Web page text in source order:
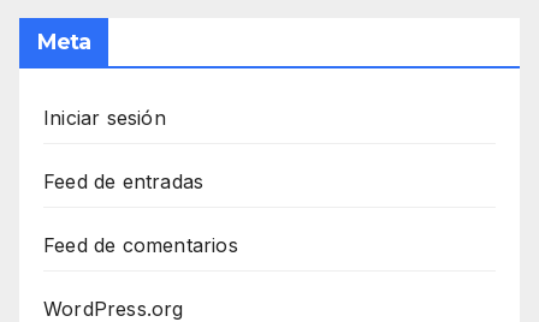
Meta
Iniciar sesión
Feed de entradas
Feed de comentarios
WordPress.org